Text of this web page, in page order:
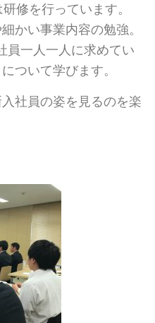
修を行っています。
かい事業内容の勉強。
員一人一人に求めてい
について学びます。
社員の姿を見るのを楽